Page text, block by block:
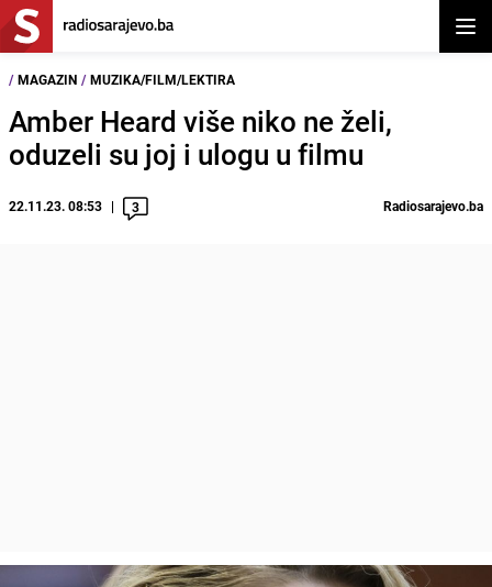
/ MAGAZIN / MUZIKA/FILM/LEKTIRA
Amber Heard više niko ne želi,
oduzeli su joj i ulogu u filmu
22.11.23. 08:53 3 Radiosarajevo.ba